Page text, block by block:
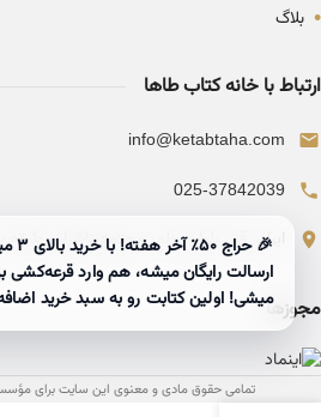
• بلاگ
ارتباط با خانه کتاب طاها
info@ketabtaha.com
025-37842039
ایران، قم، بلوار معلم، مجتمع ناشران، طبقه
مجوزها
تمامی حقوق مادی و معنوی این سایت برای
🎉
میشی! اولین کتابت رو به سبد خرید